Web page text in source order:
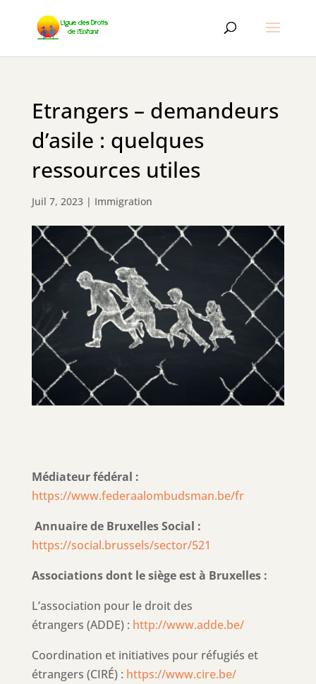
Etrangers – demandeurs
d’asile : quelques
ressources utiles
Juil 7, 2023| Immigration
Médiateur fédéral :
https://www.federaalombudsman.be/fr
Annuaire de Bruxelles Social :
https://social.brussels/sector/521
Associations dont le siège est à Bruxelles :
L’association pour le droit des
étrangers (ADDE) : http://www.adde.be/
Coordination et initiatives pour réfugiés et
étrangers (CIRÉ) : https://www.cire.be/